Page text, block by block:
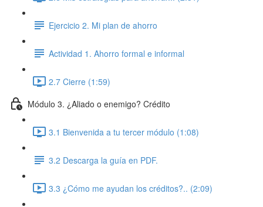
Ejercicio 2. Mi plan de ahorro
Actividad 1. Ahorro formal e informal
2.7 Cierre (1:59)
Módulo 3. ¿Aliado o enemigo? Crédito
3.1 Bienvenida a tu tercer módulo (1:08)
3.2 Descarga la guía en PDF.
3.3 ¿Cómo me ayudan los créditos?.. (2:09)